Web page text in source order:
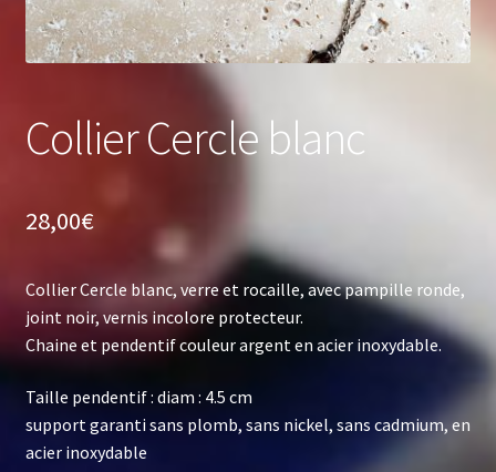
Collier Cercle blanc
28,00€
Collier Cercle blanc, verre et rocaille, avec pampille ronde,
joint noir, vernis incolore protecteur.
Chaine et pendentif couleur argent en acier inoxydable.
Taille pendentif : diam : 4.5 cm
support garanti sans plomb, sans nickel, sans cadmium, en
acier inoxydable